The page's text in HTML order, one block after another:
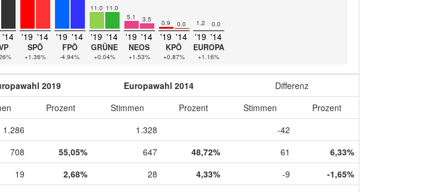
'14 '19 '14
SPÖ
+1.36%
'19 '14
FPÖ
-4.94%
11.0 11.0
'19 '14
GRÜNE
+0.04%
5.1 3.5
'19 '14
NEOS
+1.53%
0.9 0.0
'19 '14
KPÖ
+0.87%
1.2 0.0
'19 '14
EUROPA
+1.16%
2019 Europawahl 2014
Differenz
Prozent Stimmen Prozent Stimmen
Prozent
1.286 1.328
-42
708 55,05% 647 48,72% 61
6,33%
19 2,68% 28 4,33% -9
-1,65%